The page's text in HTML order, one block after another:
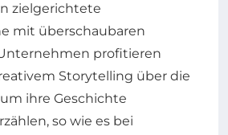
zielgerichtete
mit überschaubaren
profitieren
Storytelling über die
ihre Geschichte
so wie es bei